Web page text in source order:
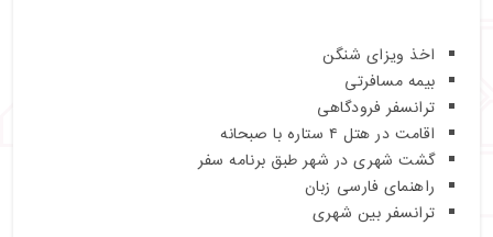
اخذ ویزای شنگن
بیمه مسافرتی
ترانسفر فرودگاهی
اقامت در هتل ۴ ستاره با صبحانه
گشت شهری در شهر طبق برنامه سفر
راهنمای فارسی‌ زبان
ترانسفر بین شهری